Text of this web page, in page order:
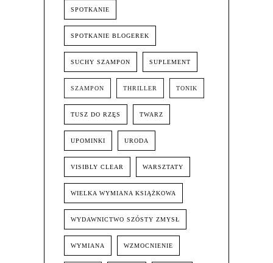
SPOTKANIE
SPOTKANIE BLOGEREK
SUCHY SZAMPON SUPLEMENT
SZAMPON THRILLER TONIK
TUSZ DO RZĘS TWARZ
UPOMINKI URODA
VISIBLY CLEAR WARSZTATY
WIELKA WYMIANA KSIĄŻKOWA
WYDAWNICTWO SZÓSTY ZMYSŁ
WYMIANA WZMOCNIENIE